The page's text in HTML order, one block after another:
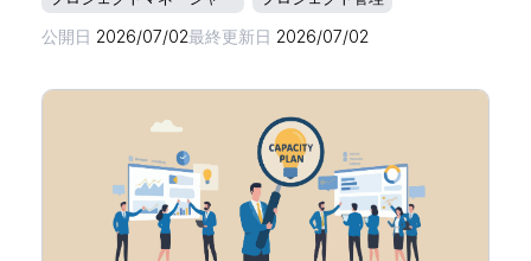
公開日 2026/07/02最終更新日 2026/07/02